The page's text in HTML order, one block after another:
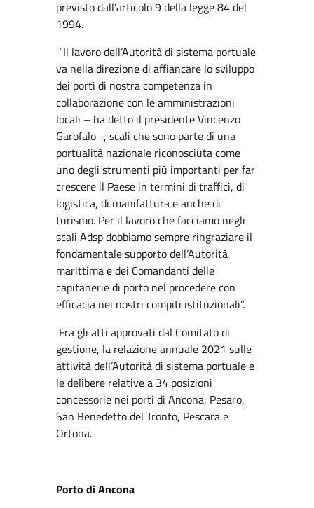
previsto dall’articolo 9 della legge 84 del
1994.
“Il lavoro dell’Autorità di sistema portuale
va nella direzione di affiancare lo sviluppo
dei porti di nostra competenza in
collaborazione con le amministrazioni
locali – ha detto il presidente Vincenzo
Garofalo -, scali che sono parte di una
portualità nazionale riconosciuta come
uno degli strumenti più importanti per far
crescere il Paese in termini di traffici, di
logistica, di manifattura e anche di
turismo. Per il lavoro che facciamo negli
scali Adsp dobbiamo sempre ringraziare il
fondamentale supporto dell’Autorità
marittima e dei Comandanti delle
capitanerie di porto nel procedere con
efficacia nei nostri compiti istituzionali”.
Fra gli atti approvati dal Comitato di
gestione, la relazione annuale 2021 sulle
attività dell’Autorità di sistema portuale e
le delibere relative a 34 posizioni
concessorie nei porti di Ancona, Pesaro,
San Benedetto del Tronto, Pescara e
Ortona.
Porto di Ancona